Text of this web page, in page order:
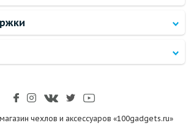
чехлов и аксессуаров «100gadgets.ru»